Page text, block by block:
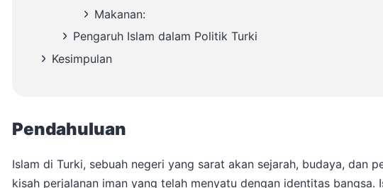
Makanan:
Pengaruh Islam dalam Politik Turki
Kesimpulan
Pendahuluan
Islam di Turki, sebuah negeri yang sarat akan sejarah, budaya, dan
kisah perjalanan iman yang telah menyatu dengan identitas bangsa.